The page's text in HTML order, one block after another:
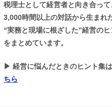
税理士として経営者と向き合って
3,000時間以上の対話から生まれた
“実務と現場に根ざした”経営のヒ
をまとめています。
▶ 経営に悩んだときのヒント集は
ちら